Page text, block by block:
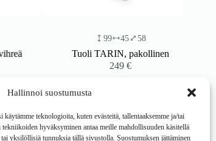
Hallinnoi suostumusta
käytämme teknologioita, kuten evästeitä, tallentaaksemme ja/tai
tekniikoiden hyväksyminen antaa meille mahdollisuuden käsitellä
yksilöllisiä tunnuksia tällä sivustolla. Suostumuksen jättäminen
45 58
Tuoli TARIN, pakollinen
249€